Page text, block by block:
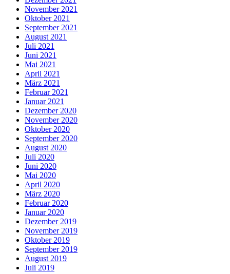
November 2021
Oktober 2021
September 2021
August 2021
Juli 2021
Juni 2021
Mai 2021
April 2021
März 2021
Februar 2021
Januar 2021
Dezember 2020
November 2020
Oktober 2020
September 2020
August 2020
Juli 2020
Juni 2020
Mai 2020
April 2020
März 2020
Februar 2020
Januar 2020
Dezember 2019
November 2019
Oktober 2019
September 2019
August 2019
Juli 2019